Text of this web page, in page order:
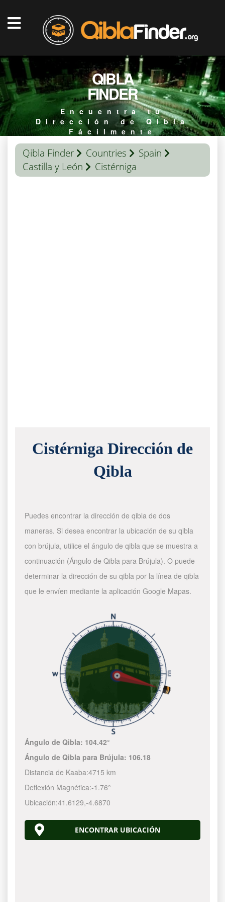
QIBLA
FINDER
Encuentra tu
Dirección de Qibla
Fácilmente
Qibla Finder Countries
Spain
Castilla y León
Cistérniga
Cistérniga Dirección de
Qibla
Puedes encontrar la dirección de qibla de dos
maneras. Si desea encontrar la ubicación de su qibla
con brújula, utilice el ángulo de qibla que se muestra a
continuación (Ángulo de Qibla para Brújula). O puede
determinar la dirección de su qibla por la línea de qibla
que le envíen mediante la aplicación Google Mapas.
Ángulo de Qibla: 104.42°
Ángulo de Qibla para Brújula: 106.18
Distancia de Kaaba:4715 km
Deflexión Magnética:-1.76°
Ubicación:41.6129,-4.6870
ENCONTRAR UBICACIÓN